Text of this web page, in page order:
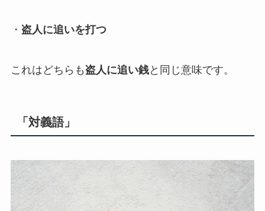
・ 盗人に追いを打つ
これはどちらも 盗人に追い銭と同じ意味です。
「対義語」